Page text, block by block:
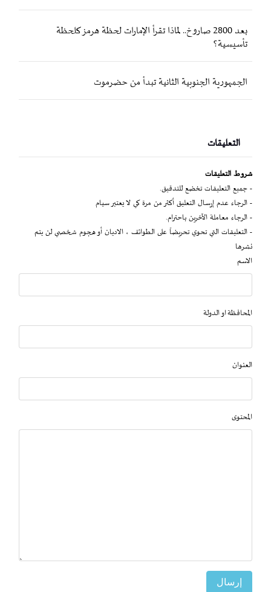
بعد 2800 صاروخ.. لماذا تقرأ الإمارات لحظة هرمز كلحظة
تأسيسية؟
الجمهورية الجنوبية الثانية تبدأ من حضرموت
التعليقات
شروط التعليقات
- جميع التعليقات تخضع للتدقيق.
- الرجاء عدم إرسال التعليق أكثر من مرة كي لا يعتبر سبام
- الرجاء معاملة الآخرين باحترام.
- التعليقات التي تحوي تحريضاً على الطوائف ، الاديان أو هجوم شخصي لن يتم
نشرها
الاسم
المحافظة او الدولة
العنوان
المحتوى
إرسال